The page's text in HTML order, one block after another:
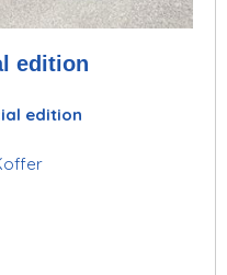
edition
edition